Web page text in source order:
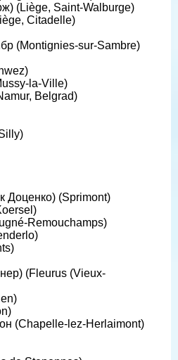
(Liège, Saint-Walburge)
Citadelle)
(Montignies-sur-Sambre)
la-Ville)
Belgrad)
Доценко) (Sprimont)
Remouchamps)
(Fleurus (Vieux-
(Chapelle-lez-Herlaimont)